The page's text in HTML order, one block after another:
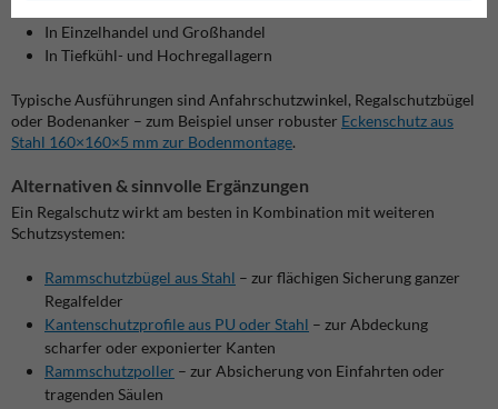
In Einzelhandel und Großhandel
In Tiefkühl- und Hochregallagern
Typische Ausführungen sind Anfahrschutzwinkel, Regalschutzbügel
oder Bodenanker – zum Beispiel unser robuster Eckenschutz aus
Stahl 160×160×5 mm zur Bodenmontage.
Alternativen & sinnvolle Ergänzungen
Ein Regalschutz wirkt am besten in Kombination mit weiteren
Schutzsystemen:
Rammschutzbügel aus Stahl – zur flächigen Sicherung ganzer
Regalfelder
Kantenschutzprofile aus PU oder Stahl – zur Abdeckung
scharfer oder exponierter Kanten
Rammschutzpoller – zur Absicherung von Einfahrten oder
tragenden Säulen